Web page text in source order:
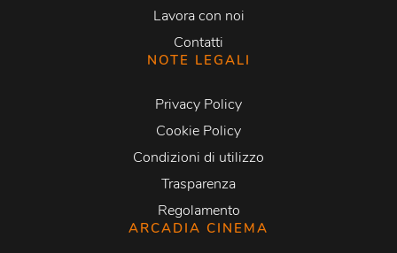
Lavora con noi
Contatti
NOTE LEGALI
Privacy Policy
Cookie Policy
Condizioni di utilizzo
Trasparenza
Regolamento
ARCADIA CINEMA